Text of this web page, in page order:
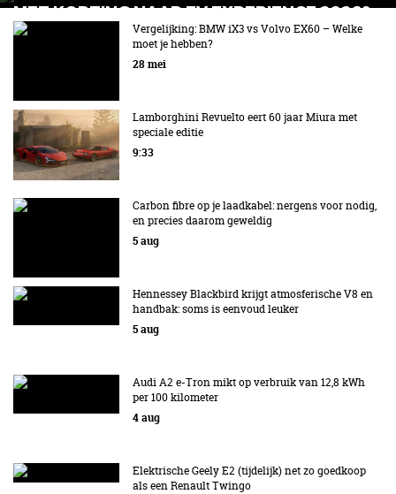
MET KORTING NAAR EV EXPERIENCE 2026?
AUTORAI REGELT HET!
EV Experience 2026 van 24 tot 26 september
Vergelijking: BMW iX3 vs Volvo EX60 – Welke
moet je hebben?
28 mei
Lamborghini Revuelto eert 60 jaar Miura met
speciale editie
9:33
Carbon fibre op je laadkabel: nergens voor nodig,
en precies daarom geweldig
5 aug
Hennessey Blackbird krijgt atmosferische V8 en
handbak: soms is eenvoud leuker
5 aug
Audi A2 e-Tron mikt op verbruik van 12,8 kWh
per 100 kilometer
4 aug
Elektrische Geely E2 (tijdelijk) net zo goedkoop
als een Renault Twingo